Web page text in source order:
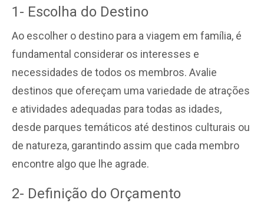
1- Escolha do Destino
Ao escolher o destino para a viagem em família, é
fundamental considerar os interesses e
necessidades de todos os membros. Avalie
destinos que ofereçam uma variedade de atrações
e atividades adequadas para todas as idades,
desde parques temáticos até destinos culturais ou
de natureza, garantindo assim que cada membro
encontre algo que lhe agrade.
2- Definição do Orçamento